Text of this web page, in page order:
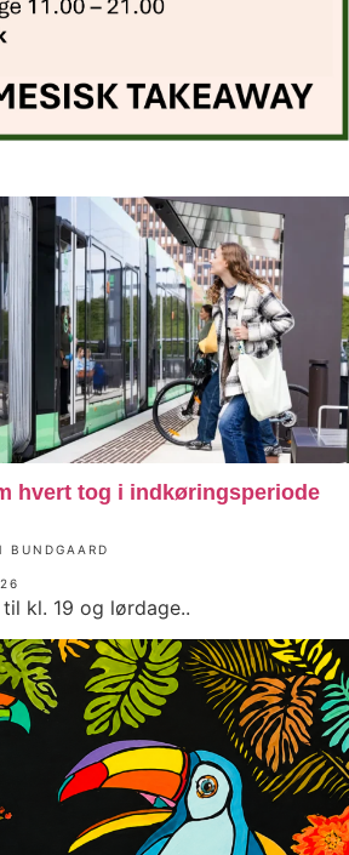
hvert tog i indkøringsperiode
BUNDGAARD
kl. 19 og lørdage..